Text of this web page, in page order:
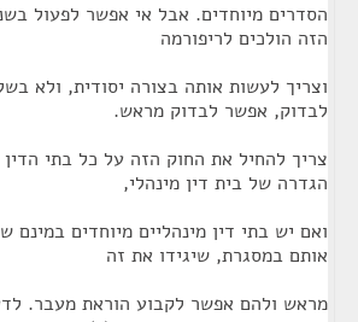
הסדרים מיוחדים. אבל אי אפשר לפעול
הזה הולכים לריפורמה
וצריך לעשות אותה בצורה יסודית, ולא
לבדוק, אפשר לבדוק מראש.
צריך להחיל את החוק הזה על כל בתי הדין
הגדרה של בית דין מינהלי,
ואם יש בתי דין מינהליים מיוחדים במינם
אותם במסגרת, שיגידו את זה
מראש ולהם אפשר לקבוע הוראת מעבר.